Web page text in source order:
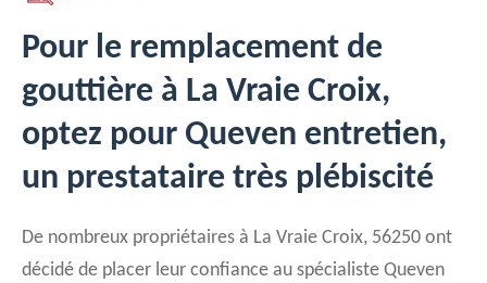
Pour le remplacement de
gouttière à La Vraie Croix,
optez pour Queven entretien,
un prestataire très plébiscité
De nombreux propriétaires à La Vraie Croix, 56250 ont
décidé de placer leur confiance au spécialiste Queven